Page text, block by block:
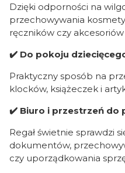
Dzięki odporności na
przechowywania
ręczników czy
✔️ Do pokoju
Praktyczny sposób na
klocków, książeczek i
✔️ Biuro i przestrzeń do
Regał świetnie sprawdzi
dokumentów,
czy uporządkowania